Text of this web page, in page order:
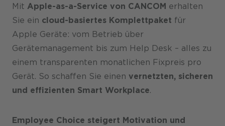
Mit Apple-as-a-Service von CANCOM erhalten
Sie ein cloud-basiertes Komplettpaket für
Apple Geräte: vom Betrieb über
Gerätemanagement bis zum Help Desk – alles zu
einem transparenten monatlichen Fixpreis pro
Gerät. So schaffen Sie einen vernetzten, sicheren
und effizienten Smart Workplace.
Employee Choice steigert Motivation und